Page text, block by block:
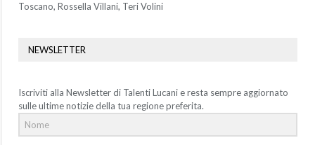
Toscano, Rossella Villani, Teri Volini
NEWSLETTER
Iscriviti alla Newsletter di Talenti Lucani e resta sempre aggiornato
sulle ultime notizie della tua regione preferita.